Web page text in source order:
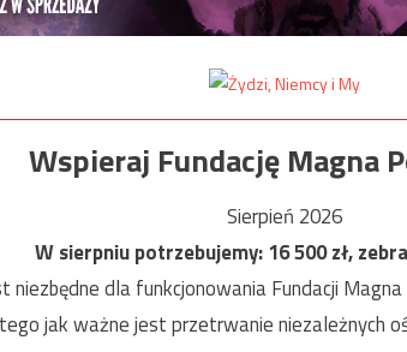
Wspieraj Fundację Magna
Sierpień 2026
W sierpniu potrzebujemy:16 500zł,
dla funkcjonowania Fundacji Magna
jak ważne jest przetrwanie niezależnych